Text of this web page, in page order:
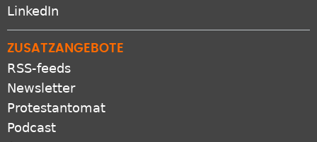
LinkedIn
ZUSATZANGEBOTE
RSS-feeds
Newsletter
Protestantomat
Podcast